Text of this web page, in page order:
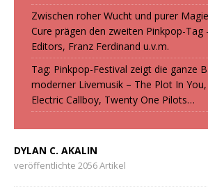
Zwischen roher Wucht und purer
Cure prägen den zweiten Pinkpop-Tag
Editors, Franz Ferdinand u.v.m.
Tag: Pinkpop-Festival zeigt die ganze
moderner Livemusik – The Plot In
Electric Callboy, Twenty One Pilots…
DYLAN C. AKALIN
veröffentlichte 2056 Artikel